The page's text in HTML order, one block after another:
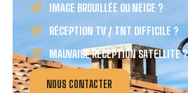
IMAGE BROUILLÉE OU NEIGE ?
RÉCEPTION TV / TNT DIFFICILE ?
MAUVAISE RÉCEPTION SATELLITE ?
NOUS CONTACTER